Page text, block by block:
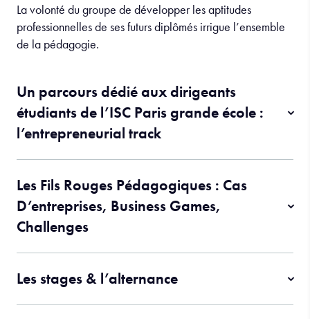
La volonté du groupe de développer les aptitudes
professionnelles de ses futurs diplômés irrigue l’ensemble
de la pédagogie.
Un parcours dédié aux dirigeants
étudiants de l’ISC Paris grande école :
l’entrepreneurial track
Les Fils Rouges Pédagogiques : Cas
D’entreprises, Business Games,
Challenges
Les stages & l’alternance